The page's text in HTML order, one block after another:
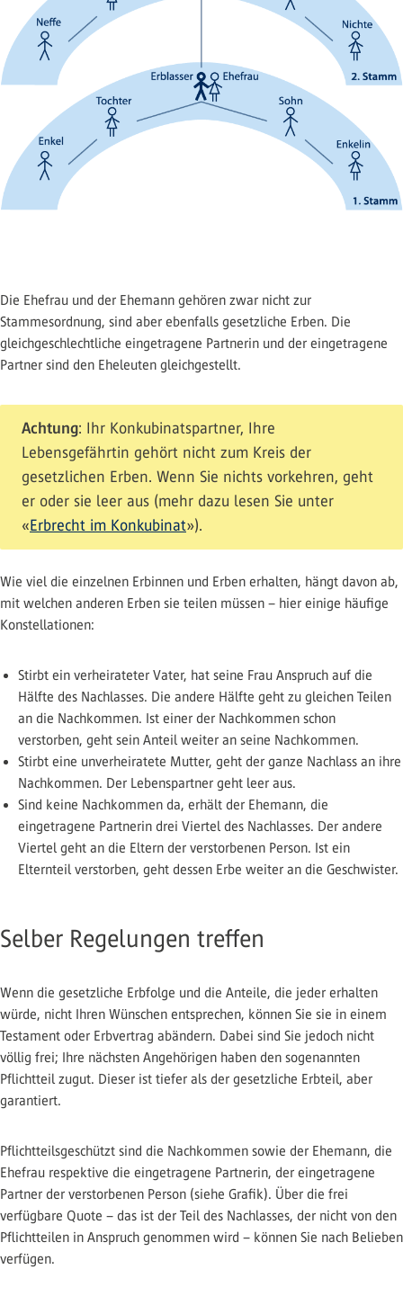
Die Ehefrau und der Ehemann gehören zwar nicht zur
Stammesordnung, sind aber ebenfalls gesetzliche Erben. Die
gleichgeschlechtliche eingetragene Partnerin und der eingetragene
Partner sind den Eheleuten gleichgestellt.
Achtung: Ihr Konkubinatspartner, Ihre
Lebensgefährtin gehört nicht zum Kreis der
gesetzlichen Erben. Wenn Sie nichts vorkehren, geht
er oder sie leer aus (mehr dazu lesen Sie unter
«Erbrecht im Konkubinat»).
Wie viel die einzelnen Erbinnen und Erben erhalten, hängt davon ab,
mit welchen anderen Erben sie teilen müssen – hier einige häufige
Konstellationen:
Stirbt ein verheirateter Vater, hat seine Frau Anspruch auf die
Hälfte des Nachlasses. Die andere Hälfte geht zu gleichen Teilen
an die Nachkommen. Ist einer der Nachkommen schon
verstorben, geht sein Anteil weiter an seine Nachkommen.
Stirbt eine unverheiratete Mutter, geht der ganze Nachlass an ihre
Nachkommen. Der Lebenspartner geht leer aus.
Sind keine Nachkommen da, erhält der Ehemann, die
eingetragene Partnerin drei Viertel des Nachlasses. Der andere
Viertel geht an die Eltern der verstorbenen Person. Ist ein
Elternteil verstorben, geht dessen Erbe weiter an die Geschwister.
Selber Regelungen treffen
Wenn die gesetzliche Erbfolge und die Anteile, die jeder erhalten
würde, nicht Ihren Wünschen entsprechen, können Sie sie in einem
Testament oder Erbvertrag abändern. Dabei sind Sie jedoch nicht
völlig frei; Ihre nächsten Angehörigen haben den sogenannten
Pflichtteil zugut. Dieser ist tiefer als der gesetzliche Erbteil, aber
garantiert.
Pflichtteilsgeschützt sind die Nachkommen sowie der Ehemann, die
Ehefrau respektive die eingetragene Partnerin, der eingetragene
Partner der verstorbenen Person (siehe Grafik). Über die frei
verfügbare Quote – das ist der Teil des Nachlasses, der nicht von den
Pflichtteilen in Anspruch genommen wird – können Sie nach Belieben
verfügen.